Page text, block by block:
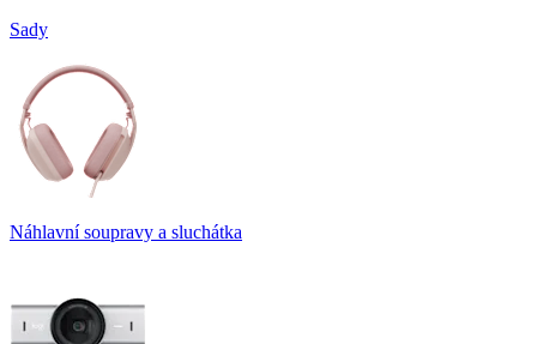
Sady
Náhlavní soupravy a sluchátka